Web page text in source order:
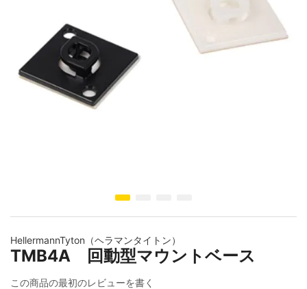
イメージギャラリーの最初に移動する
HellermannTyton（ヘラマンタイトン）
TMB4A 回動型マウントベース
この商品の最初のレビューを書く